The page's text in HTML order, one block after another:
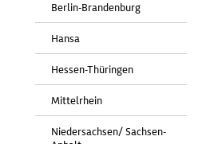
Berlin-Brandenburg
Hansa
Hessen-Thüringen
Mittelrhein
Niedersachsen/ Sachsen-